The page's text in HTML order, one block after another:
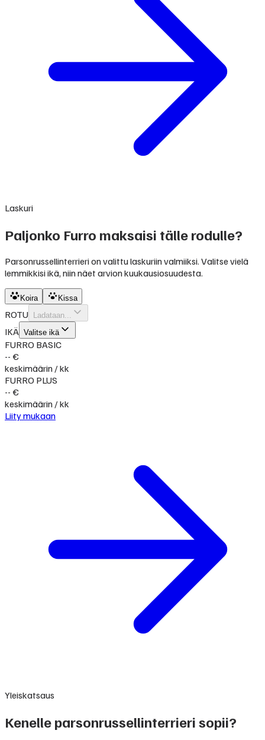
Laskuri
Paljonko Furro maksaisi tälle rodulle?
Parsonrussellinterrieri on valittu laskuriin valmiiksi. Valitse vielä
lemmikkisi ikä, niin näet arvion kuukausiosuudesta.
Koira Kissa
ROTU Ladataan...
IKÄ Valitse ikä
FURRO BASIC
-- €
keskimäärin / kk
FURRO PLUS
-- €
keskimäärin / kk
Liity mukaan
Yleiskatsaus
Kenelle parsonrussellinterrieri sopii?